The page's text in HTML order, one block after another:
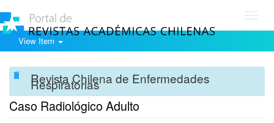
View Item
Revista Chilena de Enfermedades
Respiratorias
Caso Radiológico Adulto